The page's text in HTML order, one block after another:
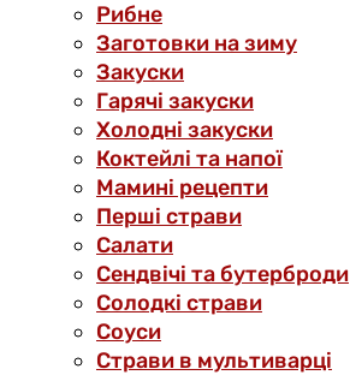
Рибне
Заготовки на зиму
Закуски
Гарячі закуски
Холодні закуски
Коктейлі та напої
Мамині рецепти
Перші страви
Салати
Сендвічі та бутерброди
Солодкі страви
Соуси
Страви в мультиварці